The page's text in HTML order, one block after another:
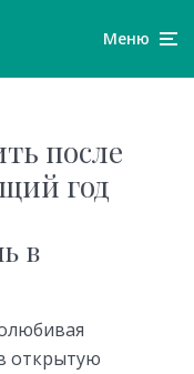
Меню
после
год
в
открытую